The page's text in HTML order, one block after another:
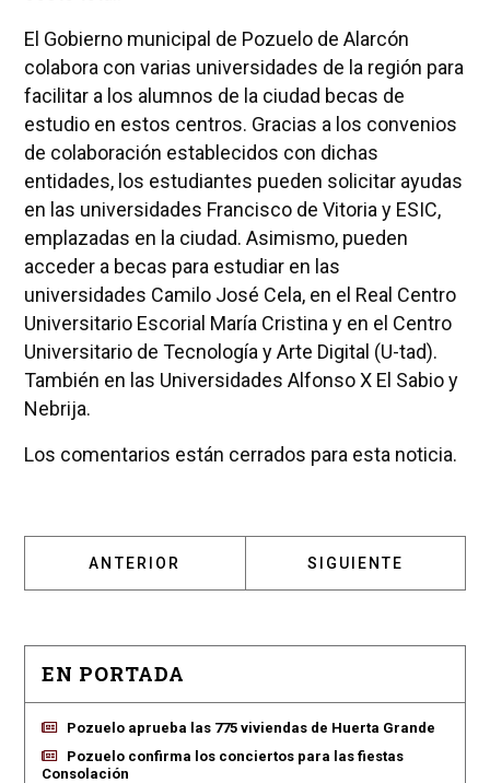
El Gobierno municipal de Pozuelo de Alarcón
colabora con varias universidades de la región para
facilitar a los alumnos de la ciudad becas de
estudio en estos centros. Gracias a los convenios
de colaboración establecidos con dichas
entidades, los estudiantes pueden solicitar ayudas
en las universidades Francisco de Vitoria y ESIC,
emplazadas en la ciudad. Asimismo, pueden
acceder a becas para estudiar en las
universidades Camilo José Cela, en el Real Centro
Universitario Escorial María Cristina y en el Centro
Universitario de Tecnología y Arte Digital (U-tad).
También en las Universidades Alfonso X El Sabio y
Nebrija.
Los comentarios están cerrados para esta noticia.
ARTÍCULO ANTERIOR: NUEVO PROGRAMA
ANTERIOR ARTÍCULO
SIGUIENTE
EN PORTADA
Pozuelo aprueba las 775 viviendas de Huerta Grande
Pozuelo confirma los conciertos para las fiestas
Consolación